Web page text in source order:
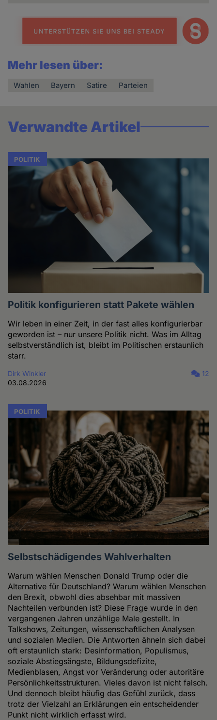
Mehr lesen über:
Wahlen Bayern Satire Parteien
Verwandte Artikel
POLITIK
Politik konfigurieren statt Pakete wählen
Wir leben in einer Zeit, in der fast alles konfigurierbar
geworden ist – nur unsere Politik nicht. Was im Alltag
selbstverständlich ist, bleibt im Politischen erstaunlich
starr.
Dirk Winkler
03.08.2026
12
POLITIK
Selbstschädigendes Wahlverhalten
Warum wählen Menschen Donald Trump oder die
Alternative für Deutschland? Warum wählen Menschen
den Brexit, obwohl dies absehbar mit massiven
Nachteilen verbunden ist? Diese Frage wurde in den
vergangenen Jahren unzählige Male gestellt. In
Talkshows, Zeitungen, wissenschaftlichen Analysen
und sozialen Medien. Die Antworten ähneln sich dabei
oft erstaunlich stark: Desinformation, Populismus,
soziale Abstiegsängste, Bildungsdefizite,
Medienblasen, Angst vor Veränderung oder autoritäre
Persönlichkeitsstrukturen. Vieles davon ist nicht falsch.
Und dennoch bleibt häufig das Gefühl zurück, dass
trotz der Vielzahl an Erklärungen ein entscheidender
Punkt nicht wirklich erfasst wird.